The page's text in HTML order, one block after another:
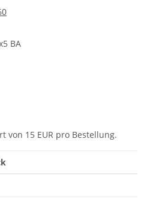
BA
von 15 EUR pro Bestellung.